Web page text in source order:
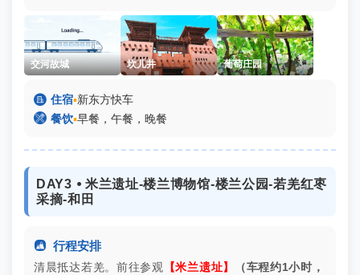
交河故城 坎儿井 葡萄庄园
 住宿▪新东方快车
 餐饮▪早餐，午餐，晚餐
DAY3 ⦁ 米兰遗址-楼兰博物馆-楼兰公园-若羌红枣
采摘-和田
 行程安排
清晨抵达若羌。前往参观 【米兰遗址】
（车程约1小时，